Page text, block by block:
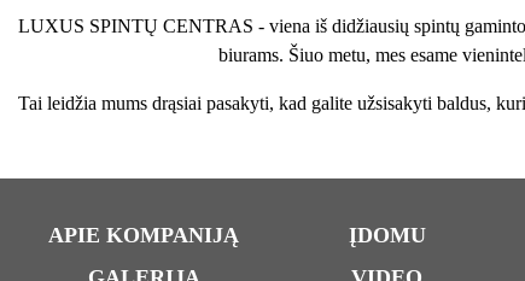
LUXUS SPINTŲ CENTRAS - viena iš didžiausių spintų
biurams. Šiuo metu, mes esame
Tai leidžia mums drąsiai pasakyti, kad galite užsisakyti baldus,
APIE KOMPANIJĄ
ĮDOMU